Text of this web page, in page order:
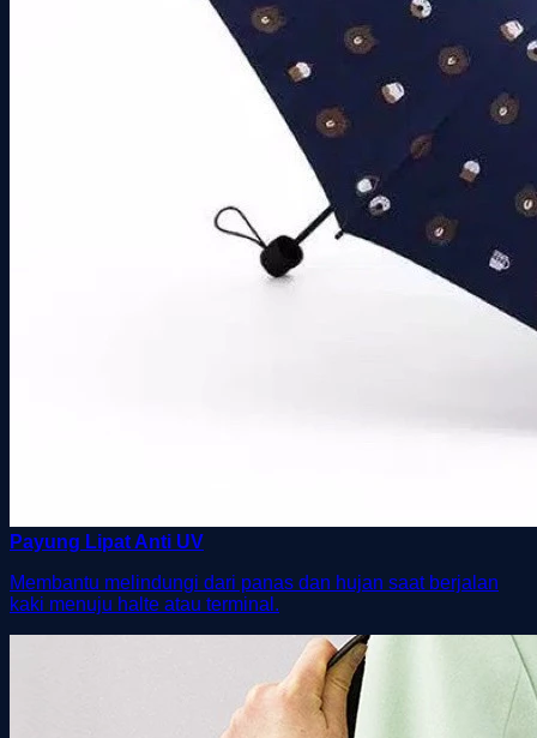
Payung Lipat Anti UV
Membantu melindungi dari panas dan hujan saat berjalan
kaki menuju halte atau terminal.